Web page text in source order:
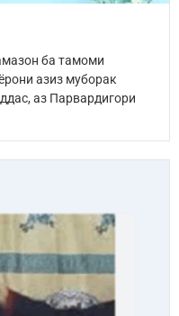
ба тамоми
азиз муборак
аз Парвардигори